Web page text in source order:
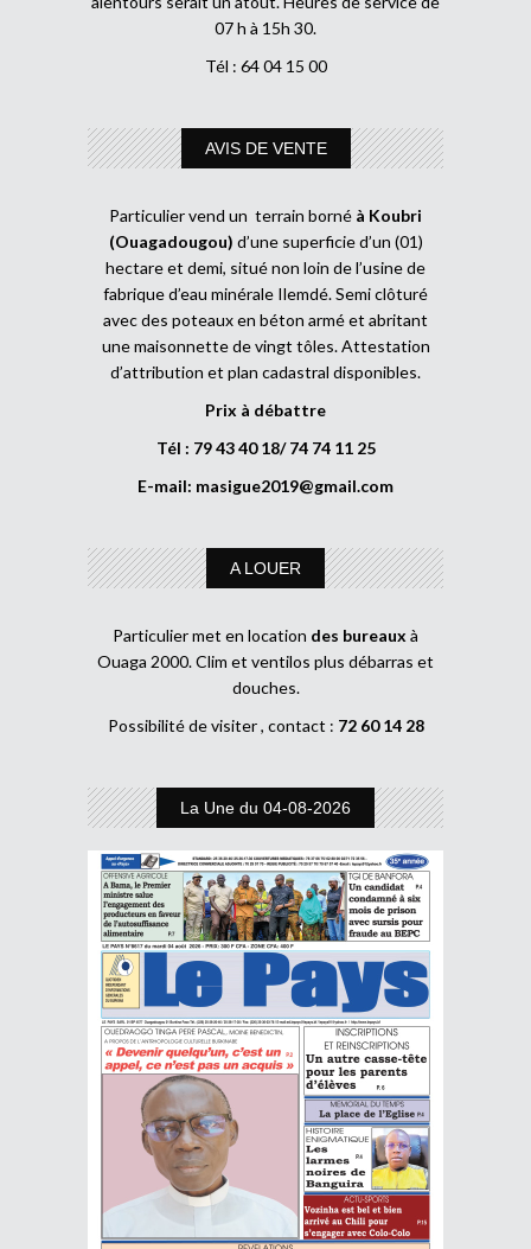
07 h à 15h 30.
Tél : 64 04 15 00
AVIS DE VENTE
Particulier vend un terrain borné à Koubri
(Ouagadougou) d’une superficie d’un (01)
hectare et demi, situé non loin de l’usine de
fabrique d’eau minérale Ilemdé. Semi clôturé
avec des poteaux en béton armé et abritant
une maisonnette de vingt tôles. Attestation
d’attribution et plan cadastral disponibles.
Prix à débattre
Tél : 79 43 40 18/ 74 74 11 25
E-mail: masigue2019@gmail.com
A LOUER
Particulier met en location des bureaux à
Ouaga 2000. Clim et ventilos plus débarras et
douches.
Possibilité de visiter , contact : 72 60 14 28
La Une du 04-08-2026